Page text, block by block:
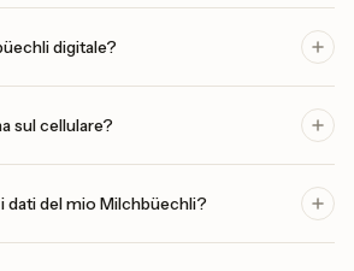
digitale?
sul cellulare?
dati del mio Milchbüechli?